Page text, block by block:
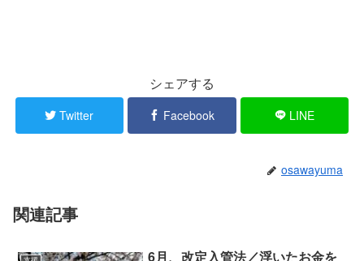
シェアする
Twitter Facebook LINE
osawayuma
関連記事
6月、改定入管法／浮いたお金を